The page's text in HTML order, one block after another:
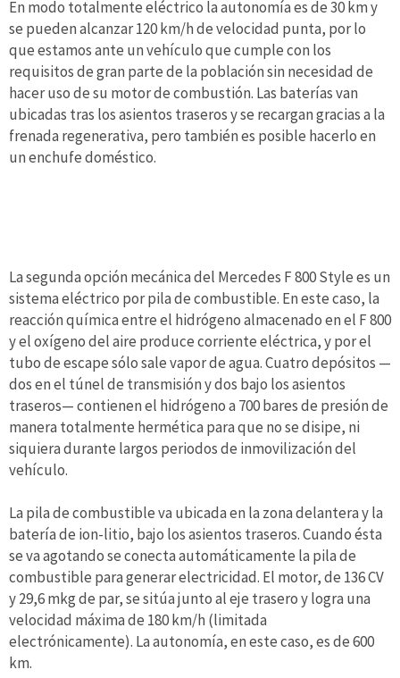
En modo totalmente eléctrico la autonomía es de 30 km y
se pueden alcanzar 120 km/h de velocidad punta, por lo
que estamos ante un vehículo que cumple con los
requisitos de gran parte de la población sin necesidad de
hacer uso de su motor de combustión. Las baterías van
ubicadas tras los asientos traseros y se recargan gracias a la
frenada regenerativa, pero también es posible hacerlo en
un enchufe doméstico.
La segunda opción mecánica del Mercedes F 800 Style es un
sistema eléctrico por pila de combustible. En este caso, la
reacción química entre el hidrógeno almacenado en el F 800
y el oxígeno del aire produce corriente eléctrica, y por el
tubo de escape sólo sale vapor de agua. Cuatro depósitos —
dos en el túnel de transmisión y dos bajo los asientos
traseros— contienen el hidrógeno a 700 bares de presión de
manera totalmente hermética para que no se disipe, ni
siquiera durante largos periodos de inmovilización del
vehículo.
La pila de combustible va ubicada en la zona delantera y la
batería de ion-litio, bajo los asientos traseros. Cuando ésta
se va agotando se conecta automáticamente la pila de
combustible para generar electricidad. El motor, de 136 CV
y 29,6 mkg de par, se sitúa junto al eje trasero y logra una
velocidad máxima de 180 km/h (limitada
electrónicamente). La autonomía, en este caso, es de 600
km.